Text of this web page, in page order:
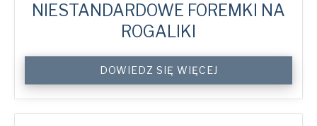
NIESTANDARDOWE FOREMKI NA
ROGALIKI
Roll
Trays
quantity
DOWIEDZ SIĘ WIĘCEJ